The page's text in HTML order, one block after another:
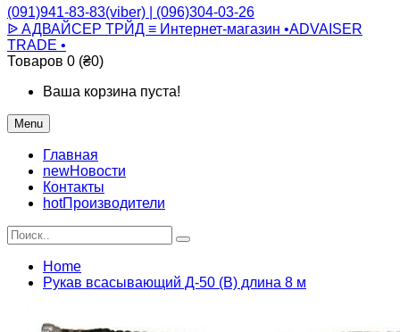
(091)941-83-83(viber) | (096)304-03-26
ᐉ АДВАЙСЕР ТРЙД ≡ Интернет-магазин •ADVAISER
TRADE •
Товаров 0 (₴0)
Ваша корзина пуста!
Menu
Главная
newНовости
Контакты
hotПроизводители
Home
Рукав всасывающий Д-50 (В) длина 8 м